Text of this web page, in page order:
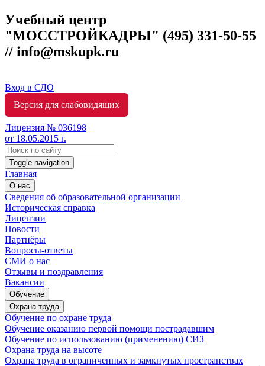
Учебный центр
"МОССТРОЙКАДРЫ" (495) 331-50-55
// info@mskupk.ru
Вход в СДО
Версия для слабовидящих
Лицензия № 036198
от 18.05.2015 г.
Toggle navigation
Главная
О нас
Сведения об образовательной организации
Историческая справка
Лицензии
Новости
Партнёры
Вопросы-ответы
СМИ о нас
Отзывы и поздравления
Вакансии
Обучение
Охрана труда
Обучение по охране труда
Обучение оказанию первой помощи пострадавшим
Обучение по использованию (применению) СИЗ
Охрана труда на высоте
Охрана труда в ограниченных и замкнутых пространствах